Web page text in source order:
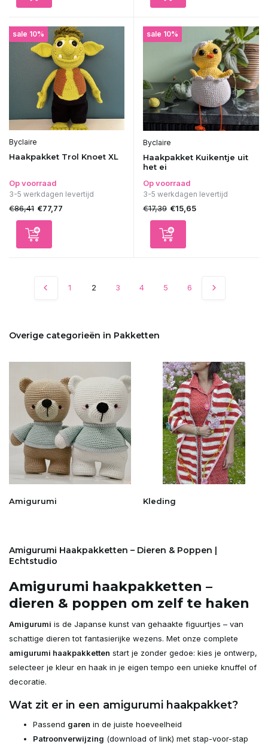
sale 10%
Byclaire
Haakpakket Trol Knoet XL
Op voorraad
3-5 werkdagen levertijd
€86,41 €77,77
sale 10%
Byclaire
Haakpakket Kuikentje uit
het ei
Op voorraad
3-5 werkdagen levertijd
€17,39 €15,65
1 2 3 4 5 6
Overige categorieën in Pakketten
Amigurumi Kleding
Amigurumi Haakpakketten – Dieren & Poppen |
Echtstudio
Amigurumi haakpakketten –
dieren & poppen om zelf te haken
Amigurumi is de Japanse kunst van gehaakte figuurtjes – van
schattige dieren tot fantasierijke wezens. Met onze complete
amigurumi haakpakketten start je zonder gedoe: kies je ontwerp,
selecteer je kleur en haak in je eigen tempo een unieke knuffel of
decoratie.
Wat zit er in een amigurumi haakpakket?
Passend garen in de juiste hoeveelheid
Patroonverwijzing (download of link) met stap-voor-stap